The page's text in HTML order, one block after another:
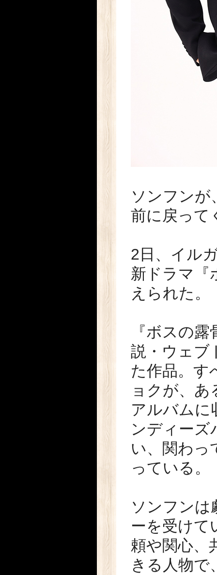
ソンフンが
前に戻って
2日、イル
新ドラマ『
えられた。
『ボスの
説・ウェブ
た作品。す
ョクが、
アルバムに
ンディーズ
い、関わっ
っている。
ソンフンは
ーを受けて
頼や関心、
きる人物で